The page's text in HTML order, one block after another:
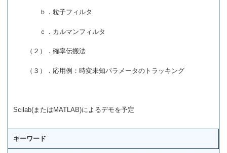
ｂ．粒子フィルタ
ｃ．カルマンフィルタ
（２）．確率伝搬法
（３）．応用例：時変未知パラメータのトラッキング
Scilab(またはMATLAB)によるデモを予定
キーワード